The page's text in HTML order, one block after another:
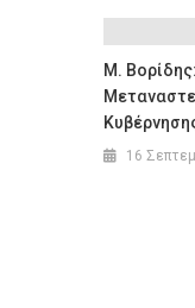
Μ.
16